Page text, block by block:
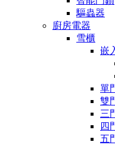
驅蟲器
廚房電器
雪櫃
嵌
單
雙
三
四
五